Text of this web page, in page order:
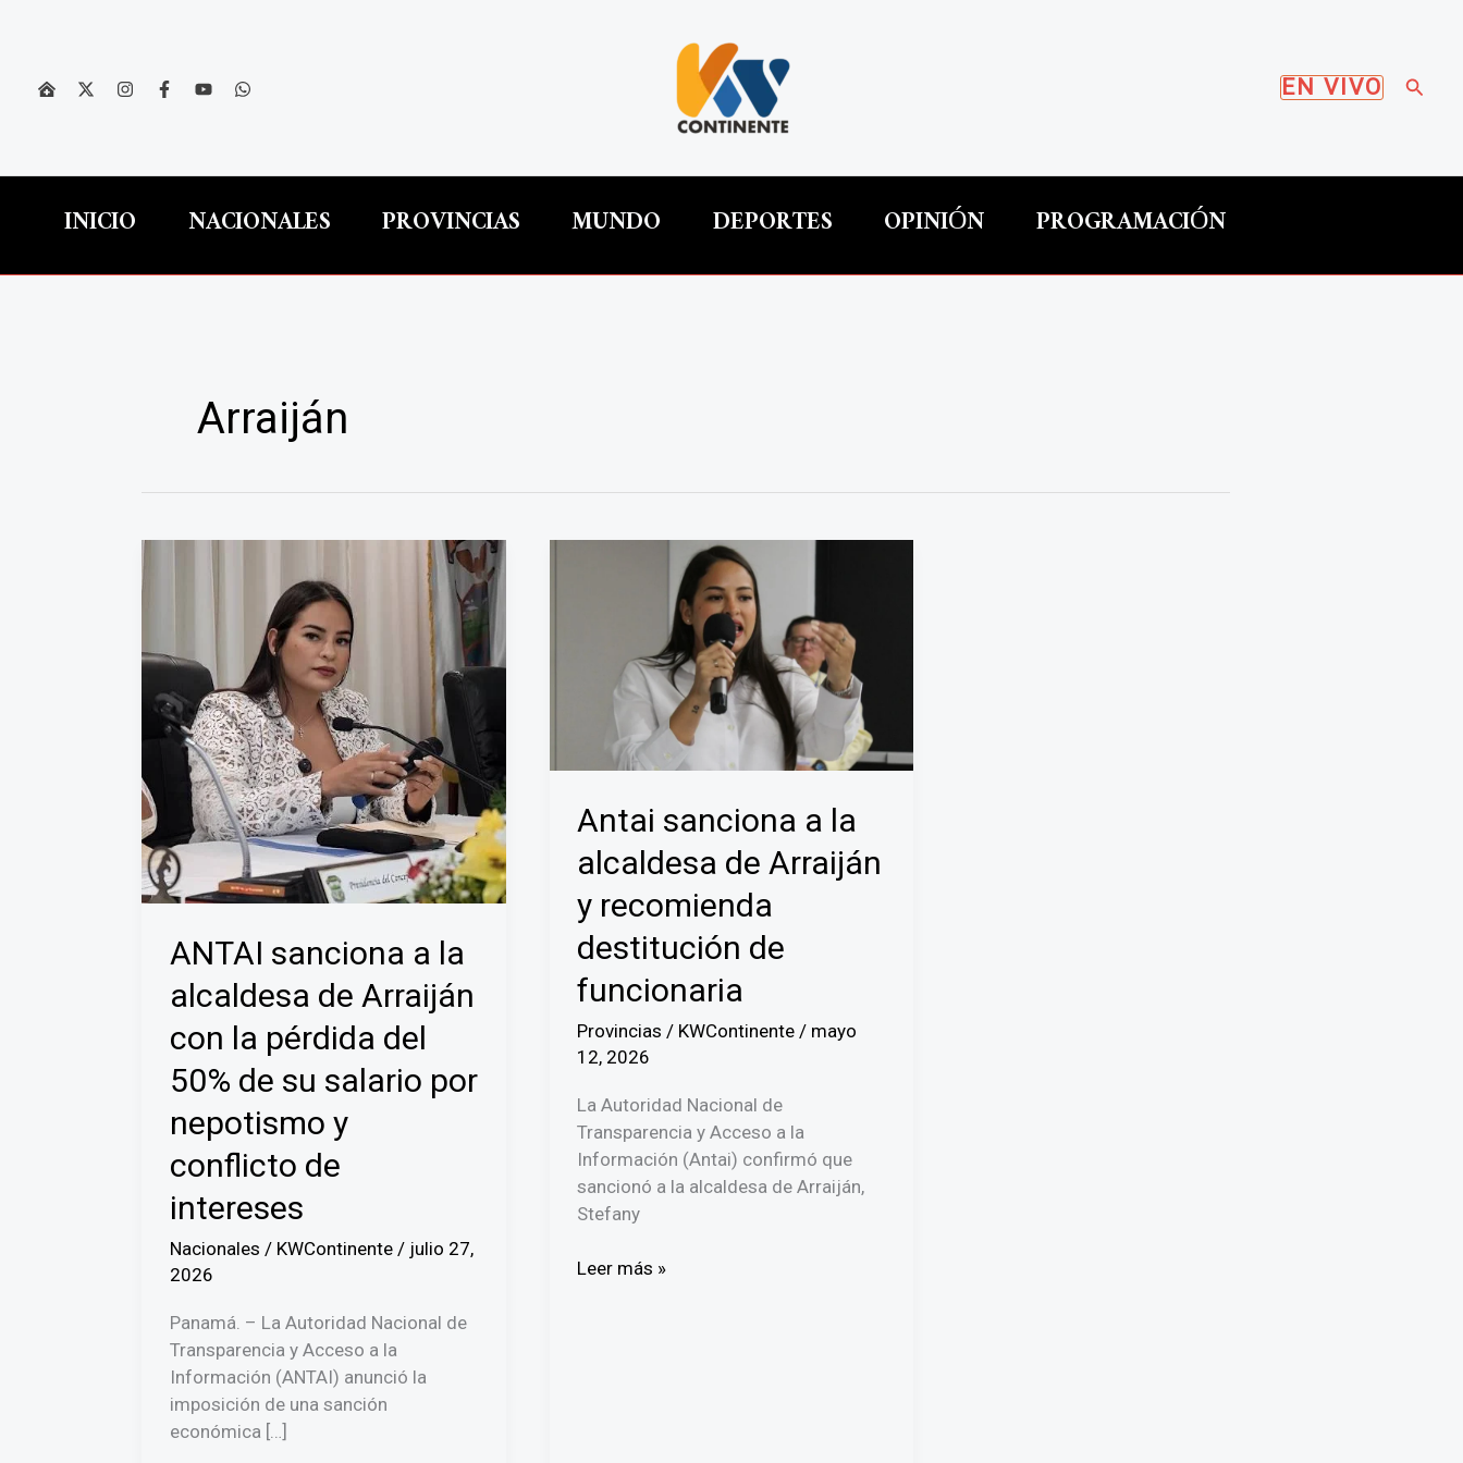
EN VIVO
INICIO NACIONALES PROVINCIAS MUNDO DEPORTES OPINIÓN PROGRAMACIÓN
Arraiján
ANTAI sanciona a la
alcaldesa de Arraiján
con la pérdida del
50% de su salario por
nepotismo y
conflicto de
intereses
Nacionales / KWContinente / julio 27,
2026
Panamá. – La Autoridad Nacional de
Transparencia y Acceso a la
Información (ANTAI) anunció la
imposición de una sanción
económica […]
Antai sanciona a la
alcaldesa de Arraiján
y recomienda
destitución de
funcionaria
Provincias / KWContinente / mayo
12, 2026
La Autoridad Nacional de
Transparencia y Acceso a la
Información (Antai) confirmó que
sancionó a la alcaldesa de Arraiján,
Stefany
Antai
Leer más »